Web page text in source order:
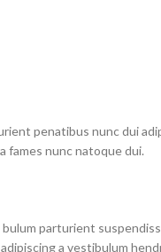
penatibus nunc dui
fames nunc natoque dui.
parturient
a vestibulum